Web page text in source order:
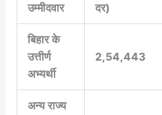
उम्मीदवार
दर)
बिहार के
उत्तीर्ण
अभ्यर्थी
2,54,443
अन्य राज्य